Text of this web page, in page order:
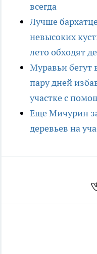
всегда
Лучше
невысоких
лето обходят
Муравьи бегут
пару дней
участке с
Еще Мичурин
деревьев на